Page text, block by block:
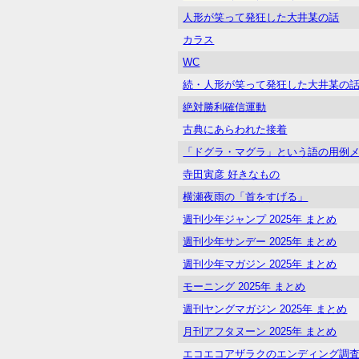
人形が笑って発狂した大井某の話
カラス
WC
続・人形が笑って発狂した大井某の話
絶対勝利確信運動
古典にあらわれた接着
「ドグラ・マグラ」という語の用例
寺田寅彦 好きなもの
横瀬夜雨の「首をすげる」
週刊少年ジャンプ 2025年 まとめ
週刊少年サンデー 2025年 まとめ
週刊少年マガジン 2025年 まとめ
モーニング 2025年 まとめ
週刊ヤングマガジン 2025年 まとめ
月刊アフタヌーン 2025年 まとめ
エコエコアザラクのエンディング調査